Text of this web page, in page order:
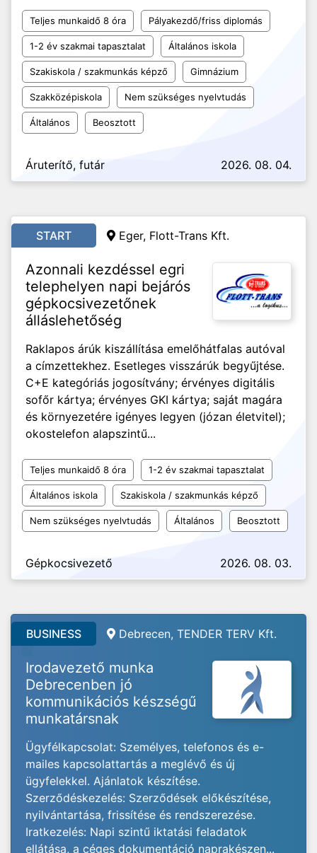
Teljes munkaidő 8 óra Pályakezdő/friss diplomás
1-2 év szakmai tapasztalat Általános iskola
Szakiskola / szakmunkás képző Gimnázium
Szakközépiskola Nem szükséges nyelvtudás
Általános Beosztott
Áruterítő, futár 2026. 08. 04.
START Eger, Flott-Trans Kft.
Azonnali kezdéssel egri
telephelyen napi bejárós
gépkocsivezetőnek
álláslehetőség
Raklapos árúk kiszállítása emelőhátfalas autóval
a címzettekhez. Esetleges visszárúk begyűjtése.
C+E kategóriás jogosítvány; érvényes digitális
sofőr kártya; érvényes GKI kártya; saját magára
és környezetére igényes legyen (józan életvitel);
okostelefon alapszintű...
Teljes munkaidő 8 óra 1-2 év szakmai tapasztalat
Általános iskola Szakiskola / szakmunkás képző
Nem szükséges nyelvtudás Általános Beosztott
Gépkocsivezető 2026. 08. 03.
BUSINESS Debrecen, TENDER TERV Kft.
Irodavezető munka
Debrecenben jó
kommunikációs készségű
munkatársnak
Ügyfélkapcsolat: Személyes, telefonos és e-
mailes kapcsolattartás a meglévő és új
ügyfelekkel. Ajánlatok készítése.
Szerződéskezelés: Szerződések előkészítése,
nyilvántartása, frissítése és rendszerezése.
Iratkezelés: Napi szintű iktatási feladatok
ellátása, a céges dokumentáció naprakészen...